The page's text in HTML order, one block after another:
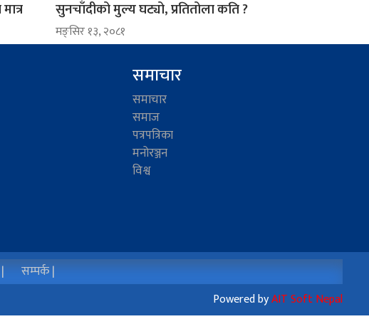
सुनचाँदीको मुल्य घट्यो, प्रतितोला कति ?
मङ्सिर १३, २०८१
समाचार
समाचार
समाज
पत्रपत्रिका
मनोरञ्जन
विश्व
सम्पर्क |
Powered byAIT Soft Nepal